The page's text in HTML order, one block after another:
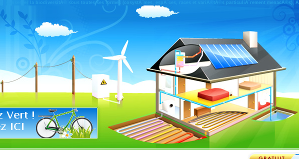
conserver la biodiversitÃ© sous toutes ses formes (cosystÃ¨mes, espÃ¨ces, races et variÃ©tÃ©s particuliÃ¨rement menacÃ©s), Ã